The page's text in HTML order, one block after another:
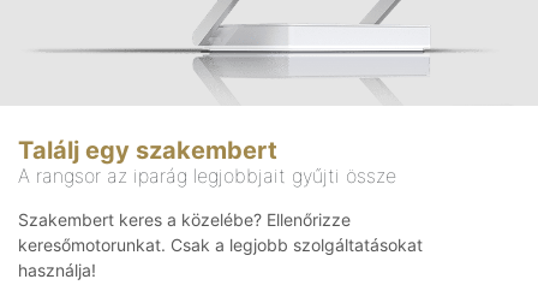
Találj egy szakembert
A rangsor az iparág legjobbjait gyűjti össze
Szakembert keres a közelébe? Ellenőrizze
keresőmotorunkat. Csak a legjobb szolgáltatásokat
használja!